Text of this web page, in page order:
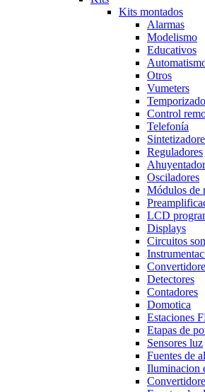
Kits montados
Alarmas
Modelismo
Educativos
Otros
Vumeters
Control
Telefonía
Reguladores
Osciladores
Módulos de
LCD
Displays
Circuitos
Detectores
Contadores
Domotica
Estaciones
Etapas de
Sensores luz
Fuentes de
Iluminacion